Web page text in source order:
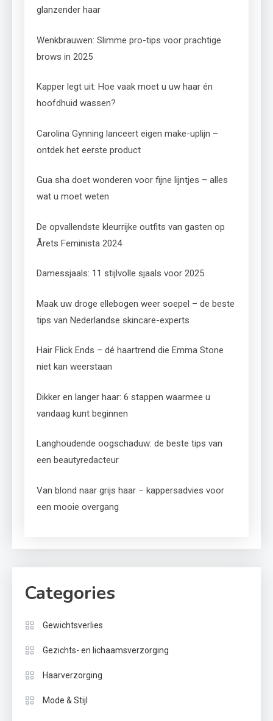
glanzender haar
Wenkbrauwen: Slimme pro-tips voor prachtige
brows in 2025
Kapper legt uit: Hoe vaak moet u uw haar én
hoofdhuid wassen?
Carolina Gynning lanceert eigen make-uplijn –
ontdek het eerste product
Gua sha doet wonderen voor fijne lijntjes – alles
wat u moet weten
De opvallendste kleurrijke outfits van gasten op
Årets Feminista 2024
Damessjaals: 11 stijlvolle sjaals voor 2025
Maak uw droge ellebogen weer soepel – de beste
tips van Nederlandse skincare-experts
Hair Flick Ends – dé haartrend die Emma Stone
niet kan weerstaan
Dikker en langer haar: 6 stappen waarmee u
vandaag kunt beginnen
Langhoudende oogschaduw: de beste tips van
een beautyredacteur
Van blond naar grijs haar – kappersadvies voor
een mooie overgang
Categories
Gewichtsverlies
Gezichts- en lichaamsverzorging
Haarverzorging
Mode & Stijl